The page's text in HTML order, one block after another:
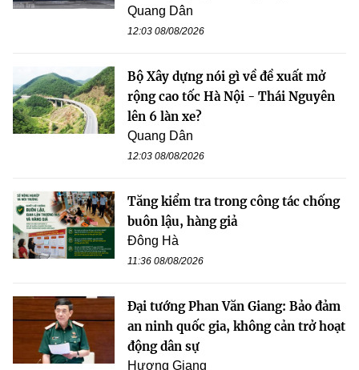
Quang Dân
12:03 08/08/2026
Bộ Xây dựng nói gì về đề xuất mở
rộng cao tốc Hà Nội - Thái Nguyên
lên 6 làn xe?
Quang Dân
12:03 08/08/2026
Tăng kiểm tra trong công tác chống
buôn lậu, hàng giả
Đông Hà
11:36 08/08/2026
Đại tướng Phan Văn Giang: Bảo đảm
an ninh quốc gia, không cản trở hoạt
động dân sự
Hương Giang